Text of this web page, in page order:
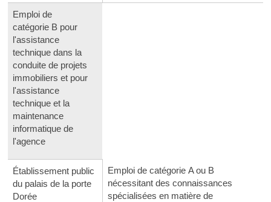
Emploi de
catégorie B pour
l'assistance
technique dans la
conduite de projets
immobiliers et pour
l'assistance
technique et la
maintenance
informatique de
l'agence
Établissement public
du palais de la porte
Dorée
Emploi de catégorie A ou B
nécessitant des connaissances
spécialisées en matière de